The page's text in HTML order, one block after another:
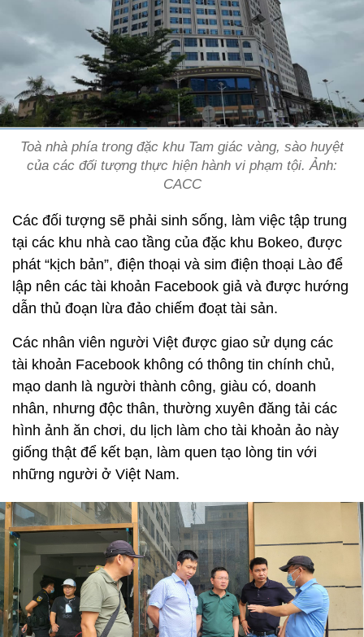
Toà nhà phía trong đặc khu Tam giác vàng, sào huyệt
của các đối tượng thực hiện hành vi phạm tội. Ảnh:
CACC
Các đối tượng sẽ phải sinh sống, làm việc tập trung
tại các khu nhà cao tầng của đặc khu Bokeo, được
phát “kịch bản”, điện thoại và sim điện thoại Lào để
lập nên các tài khoản Facebook giả và được hướng
dẫn thủ đoạn lừa đảo chiếm đoạt tài sản.
Các nhân viên người Việt được giao sử dụng các
tài khoản Facebook không có thông tin chính chủ,
mạo danh là người thành công, giàu có, doanh
nhân, nhưng độc thân, thường xuyên đăng tải các
hình ảnh ăn chơi, du lịch làm cho tài khoản ảo này
giống thật để kết bạn, làm quen tạo lòng tin với
những người ở Việt Nam.